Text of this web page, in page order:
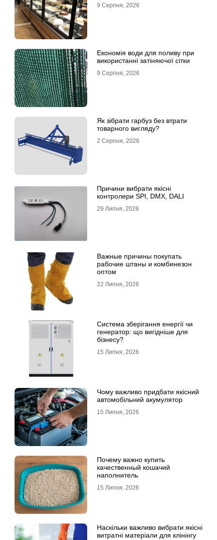
9 Серпня, 2026
Економія води для поливу при
використанні затіняючої сітки
9 Серпня, 2026
Як зібрати гарбуз без втрати
товарного вигляду?
2 Серпня, 2026
Причини вибрати якісні
контролери SPI, DMX, DALI
29 Липня, 2026
Важные причины покупать
рабочие штаны и комбинезон
оптом
22 Липня, 2026
Система зберігання енергії чи
генератор: що вигідніше для
бізнесу?
15 Липня, 2026
Чому важливо придбати якісний
автомобільний акумулятор
15 Липня, 2026
Почему важно купить
качественный кошачий
наполнитель
15 Липня, 2026
Наскільки важливо вибрати якісні
витратні матеріали для клінінгу